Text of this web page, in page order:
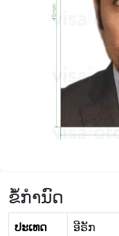
ຂໍ້ກໍານົດ
ປະເທດ
ອີຣັກ